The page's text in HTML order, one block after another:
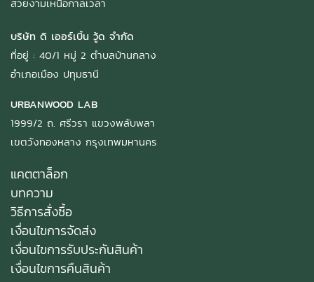
สวยงามเหนือกาลเวลา
บริษัท ดิ เออร์เบิ้น วู้ด จำกัด
ที่อยู่ : 40/1 หมู่ 2 ตำบลบ้านกลาง
อำเภอเมือง ปทุมธานี
URBANWOOD LAB
1999/2 ถ. ศรีวรา แขวงพลับพลา
เขตวังทองหลาง กรุงเทพมหานคร
แคตตาล็อก
บทความ
วิธีการสั่งซื้อ
เงื่อนไขการจัดส่ง
เงื่อนไขการรับประกันสินค้า
เงื่อนไขการคืนสินค้า